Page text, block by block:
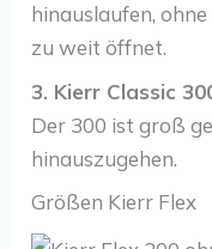
hinauslaufen,
zu weit öffnet.
3. Kierr Classic
Der 300 ist groß
hinauszugehen.
Größen Kierr Flex